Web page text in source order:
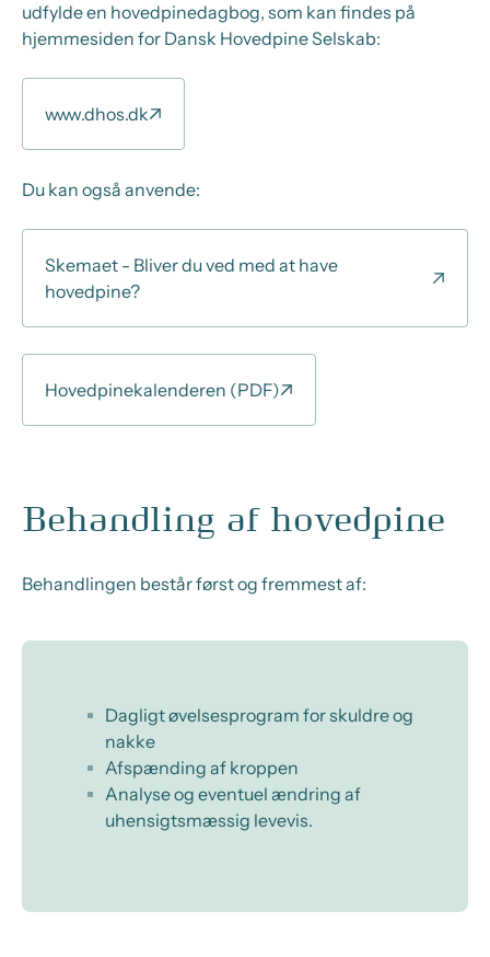
udfylde en hovedpinedagbog, som kan findes på
hjemmesiden for Dansk Hovedpine Selskab:
www.dhos.dk
Du kan også anvende:
Skemaet - Bliver du ved med at have
hovedpine?
Hovedpinekalenderen (PDF)
Behandling af hovedpine
Behandlingen består først og fremmest af:
Dagligt øvelsesprogram for skuldre og
nakke
Afspænding af kroppen
Analyse og eventuel ændring af
uhensigtsmæssig levevis.